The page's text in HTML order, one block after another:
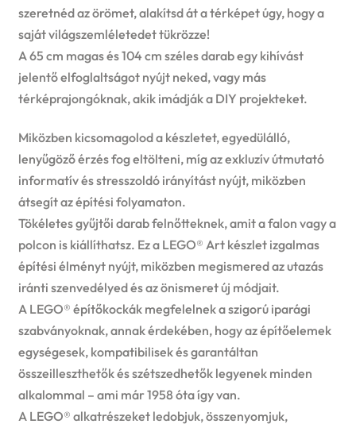
szeretnéd az örömet, alakítsd át a térképet úgy, hogy a
saját világszemléletedet tükrözze!
A 65 cm magas és 104 cm széles darab egy kihívást
jelentő elfoglaltságot nyújt neked, vagy más
térképrajongóknak, akik imádják a DIY projekteket.
Miközben kicsomagolod a készletet, egyedülálló,
lenyűgöző érzés fog eltölteni, míg az exkluzív útmutató
informatív és stresszoldó irányítást nyújt, miközben
átsegít az építési folyamaton.
Tökéletes gyűjtői darab felnőtteknek, amit a falon vagy a
polcon is kiállíthatsz. Ez a LEGO® Art készlet izgalmas
építési élményt nyújt, miközben megismered az utazás
iránti szenvedélyed és az önismeret új módjait.
A LEGO® építőkockák megfelelnek a szigorú iparági
szabványoknak, annak érdekében, hogy az építőelemek
egységesek, kompatibilisek és garantáltan
összeilleszthetők és szétszedhetők legyenek minden
alkalommal – ami már 1958 óta így van.
A LEGO® alkatrészeket ledobjuk, összenyomjuk,